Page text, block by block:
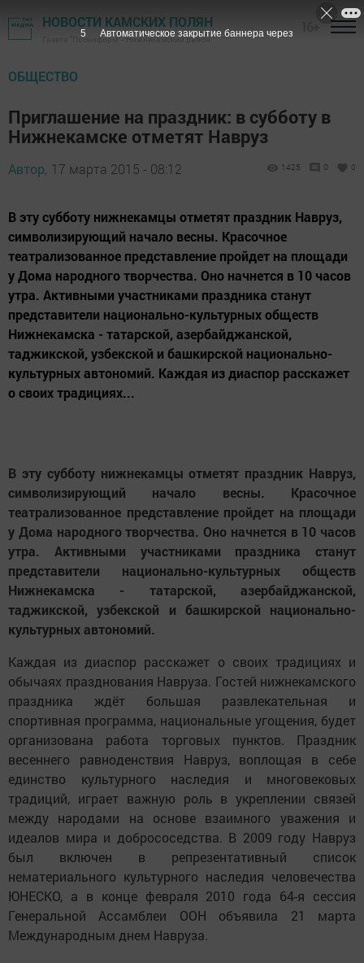
НОВОСТИ КАМСКИХ ПОЛЯН
Газета "Посинформ" - Нижнекамский район
ОБЩЕСТВО
Приглашение на праздник: в субботу в
Нижнекамске отметят Навруз
Автор, 17 марта 2015 - 08:12 1425 0 0
В эту субботу нижнекамцы отметят праздник Навруз,
символизирующий начало весны. Красочное
театрализованное представление пройдет на площади
у Дома народного творчества. Оно начнется в 10 часов
утра. Активными участниками праздника станут
представители национально-культурных обществ
Нижнекамска - татарской, азербайджанской,
таджикской, узбекской и башкирской национально-
культурных автономий. Каждая из диаспор расскажет
о своих традициях...
В эту субботу нижнекамцы отметят праздник Навруз,
символизирующий начало весны. Красочное
театрализованное представление пройдет на площади
у Дома народного творчества. Оно начнется в 10 часов
утра. Активными участниками праздника станут
представители национально-культурных обществ
Нижнекамска - татарской, азербайджанской,
таджикской, узбекской и башкирской национально-
культурных автономий.
Каждая из диаспор расскажет о своих традициях и
обычаях празднования Навруза. Гостей нижнекамского
праздника ждёт большая развлекательная и
спортивная программа, национальные угощения, будет
организована работа торговых пунктов. Праздник
весеннего равноденствия Навруз, воплощая в себе
единство культурного наследия и многовековых
традиций, играет важную роль в укреплении связей
между народами на основе взаимного уважения и
идеалов мира и добрососедства. В 2009 году Навруз
был включен в репрезентативный список
нематериального культурного наследия человечества
ЮНЕСКО, а в конце февраля 2010 года 64-я сессия
Генеральной Ассамблеи ООН объявила 21 марта
Международным днем Навруза.
4 Автоматическое закрытие баннера через